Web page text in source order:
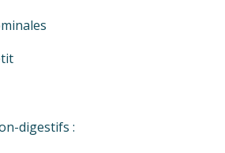
digestifs :